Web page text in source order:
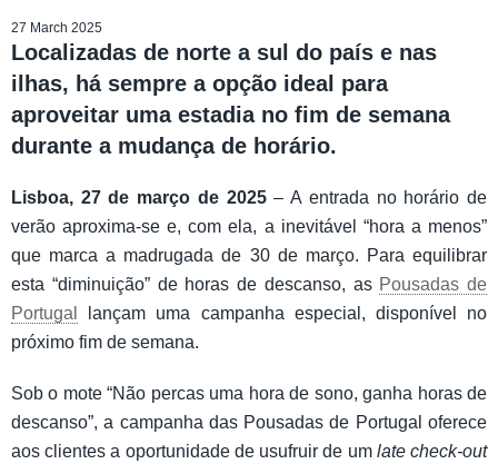
27 March 2025
Localizadas de norte a sul do país e nas
ilhas, há sempre a opção ideal para
aproveitar uma estadia no fim de semana
durante a mudança de horário.
Lisboa, 27 de março de 2025– A entrada no horário de
verão aproxima-se e, com ela, a inevitável “hora a menos”
que marca a madrugada de 30 de março. Para equilibrar
esta “diminuição” de horas de descanso, as Pousadas de
Portugal
lançam uma campanha especial, disponível no
próximo fim de semana.
Sob o mote “Não percas uma hora de sono, ganha horas de
descanso”, a campanha das Pousadas de Portugal oferece
aos clientes a oportunidade de usufruir de um late check-out